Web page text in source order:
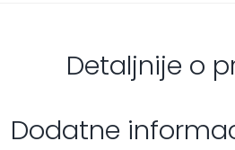
Detaljnije o
Dodatne